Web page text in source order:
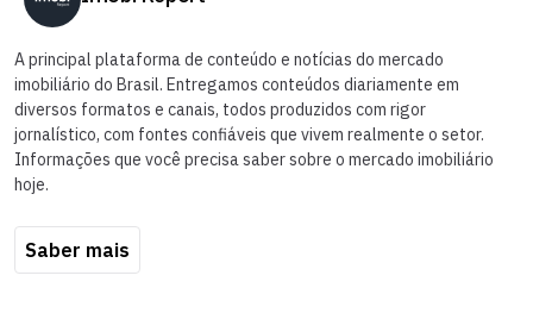
A principal plataforma de conteúdo e notícias do mercado
imobiliário do Brasil. Entregamos conteúdos diariamente em
diversos formatos e canais, todos produzidos com rigor
jornalístico, com fontes confiáveis que vivem realmente o setor.
Informações que você precisa saber sobre o mercado imobiliário
hoje.
Saber mais